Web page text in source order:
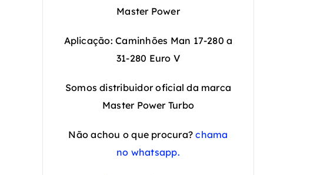
Master Power
Aplicação: Caminhões Man 17-280 a
31-280 Euro V
Somos distribuidor oficial da marca
Master Power Turbo
Não achou o que procura?chama
no whatsapp.